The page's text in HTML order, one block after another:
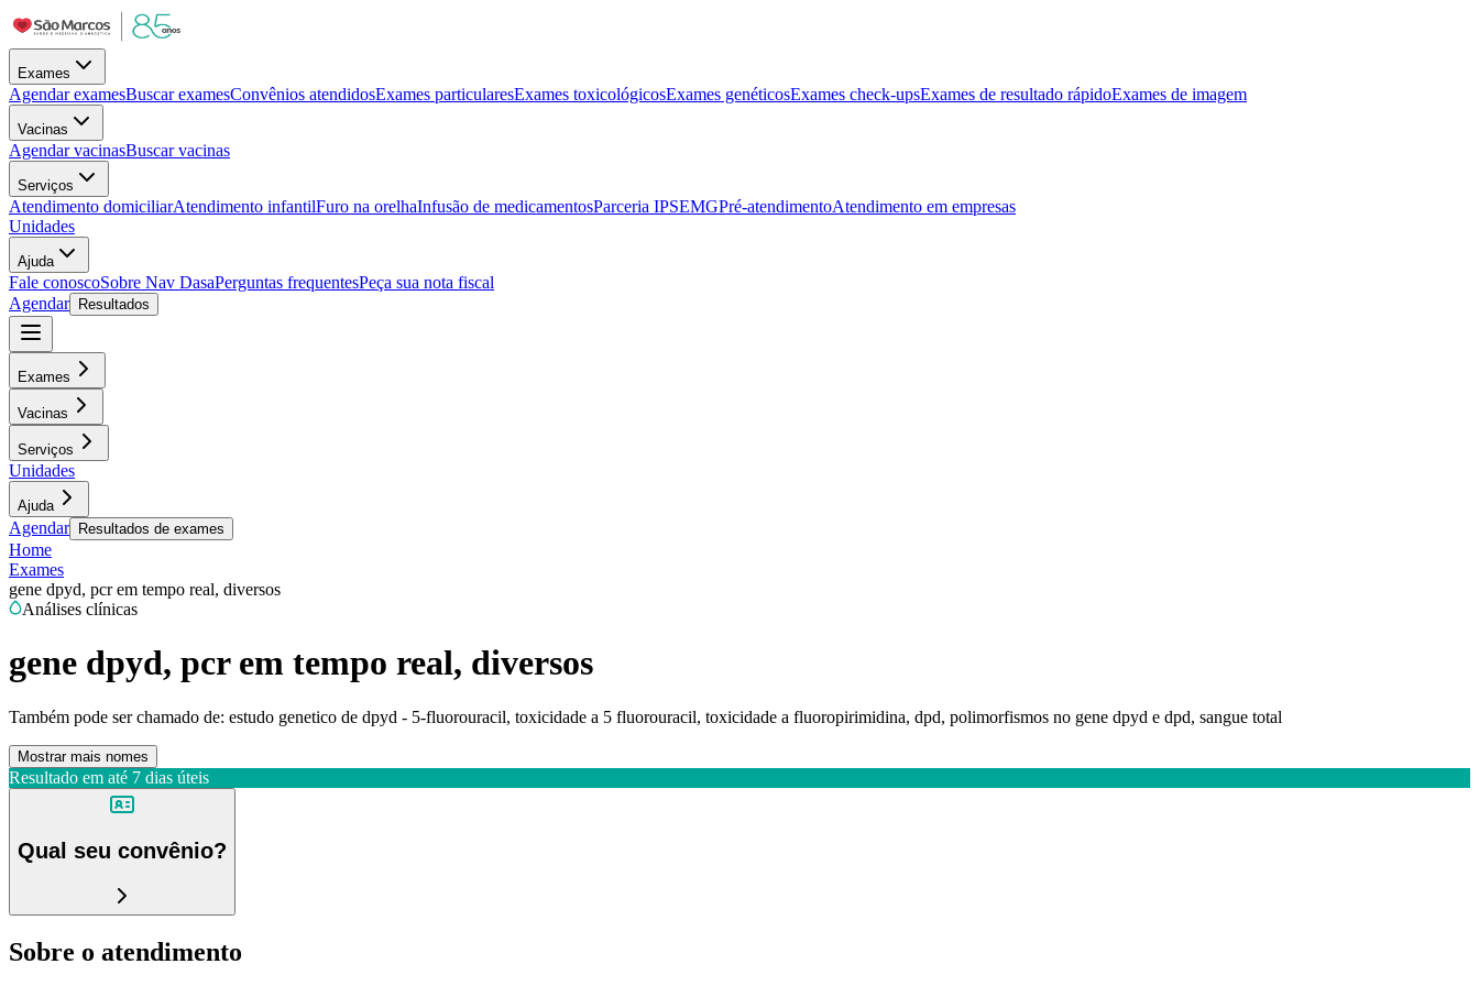
Exames
Agendar examesBuscar examesConvênios atendidosExames particularesExames toxicológicosExames genéticosExames check-upsExames de resultado rápidoExames de imagem
Vacinas
Agendar vacinasBuscar vacinas
Serviços
Atendimento domiciliarAtendimento infantilFuro na orelhaInfusão de medicamentosParceria IPSEMGPré-atendimentoAtendimento em empresas
Unidades
Ajuda
Fale conoscoSobre Nav DasaPerguntas frequentesPeça sua nota fiscal
Agendar
Resultados
Exames
Vacinas
Serviços
Unidades
Ajuda
Agendar Resultados de exames
Home
Exames
gene dpyd, pcr em tempo real, diversos
Análises clínicas
gene dpyd, pcr em tempo real, diversos
Também pode ser chamado de: estudo genetico de dpyd - 5-fluorouracil, toxicidade a 5 fluorouracil, toxicidade a fluoropirimidina, dpd, polimorfismos no gene dpyd e dpd, sangue total
Mostrar mais nomes
Resultado em até 7 dias úteis
Qual seu convênio?
Sobre o atendimento